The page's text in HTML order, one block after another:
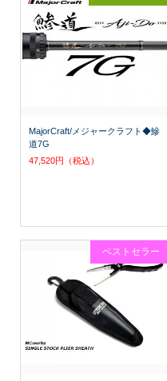
MajorCraft/メジャークラフト◆鰺
道7G
47,520円（税込）
ベストセラー